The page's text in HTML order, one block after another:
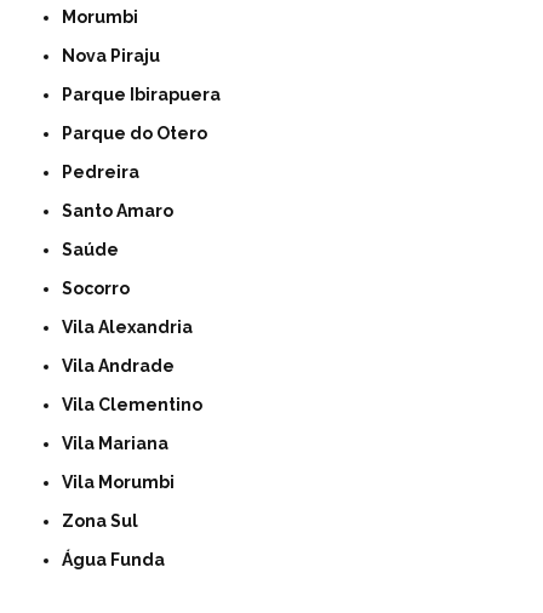
Morumbi
Nova Piraju
Parque Ibirapuera
Parque do Otero
Pedreira
Santo Amaro
Saúde
Socorro
Vila Alexandria
Vila Andrade
Vila Clementino
Vila Mariana
Vila Morumbi
Zona Sul
Água Funda